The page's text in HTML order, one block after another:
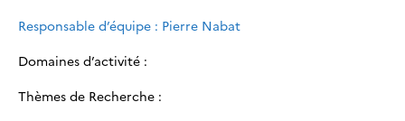
Responsable d’équipe : Pierre Nabat
Domaines d’activité :
Thèmes de Recherche :